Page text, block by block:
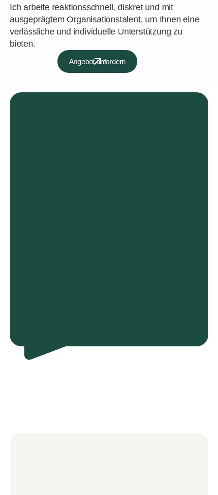
Ich arbeite reaktionsschnell, diskret und mit
ausgeprägtem Organisationstalent, um Ihnen eine
verlässliche und individuelle Unterstützung zu
bieten.
Angebot anfordern